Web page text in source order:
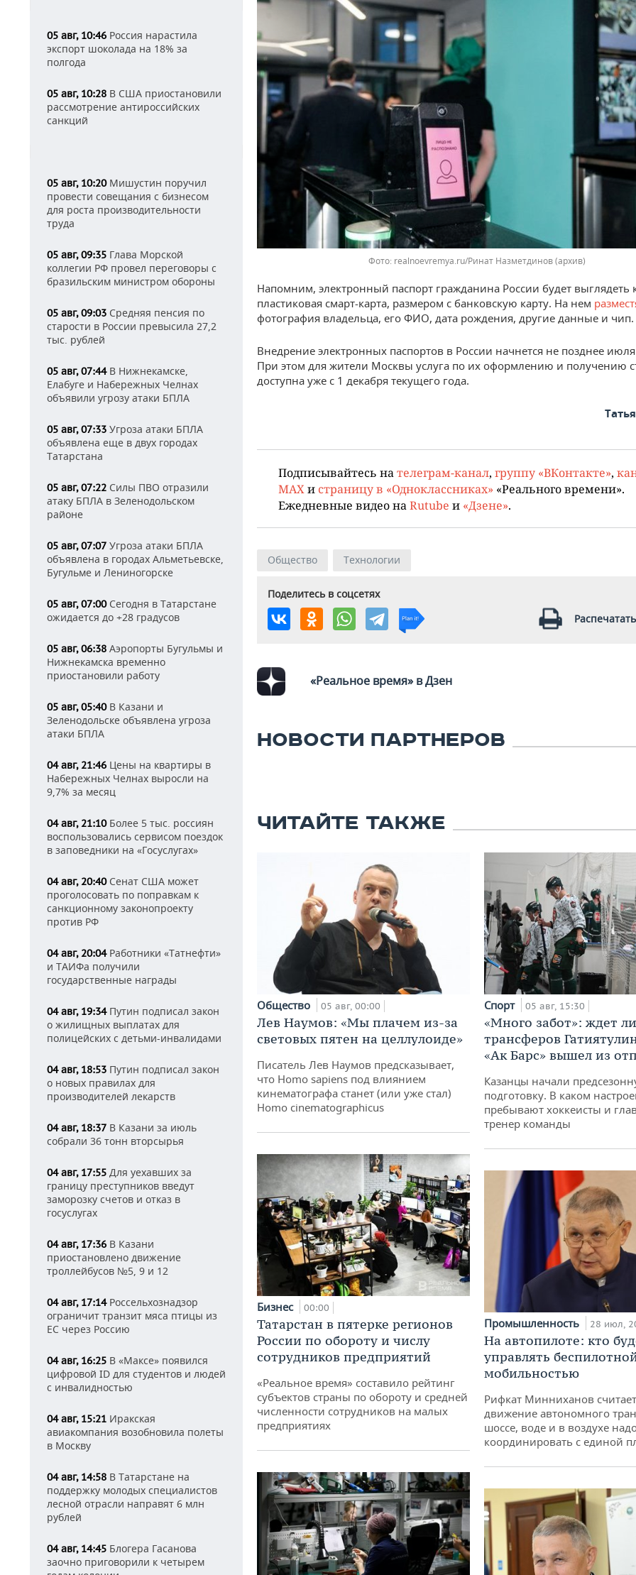
05 авг, 10:46 Россия нарастила
экспорт шоколада на 18% за
полгода
05 авг, 10:28 В США приостановили
рассмотрение антироссийских
санкций
05 авг, 10:20Мишустин поручил
провести совещания с бизнесом
для роста производительности
труда
05 авг, 09:35 Глава Морской
коллегии РФ провел переговоры с
бразильским министром обороны
05 авг, 09:03 Средняя пенсия по
старости в России превысила 27,2
тыс. рублей
05 авг, 07:44В Нижнекамске,
Елабуге и Набережных Челнах
объявили угрозу атаки БПЛА
05 авг, 07:33 Угроза атаки БПЛА
объявлена еще в двух городах
Татарстана
05 авг, 07:22 Силы ПВО отразили
атаку БПЛА в Зеленодольском
районе
05 авг, 07:07 Угроза атаки БПЛА
объявлена в городах Альметьевске,
Бугульме и Лениногорске
05 авг, 07:00Сегодня в Татарстане
ожидается до +28 градусов
05 авг, 06:38 Аэропорты Бугульмы и
Нижнекамска временно
приостановили работу
05 авг, 05:40В Казани и
Зеленодольске объявлена угроза
атаки БПЛА
04 авг, 21:46 Цены на квартиры в
Набережных Челнах выросли на
9,7% за месяц
04 авг, 21:10Более 5 тыс. россиян
воспользовались сервисом поездок
в заповедники на «Госуслугах»
04 авг, 20:40Сенат США может
проголосовать по поправкам к
санкционному законопроекту
против РФ
04 авг, 20:04Работники «Татнефти»
и ТАИФа получили
государственные награды
04 авг, 19:34Путин подписал закон
о жилищных выплатах для
полицейских с детьми-инвалидами
04 авг, 18:53 Путин подписал закон
о новых правилах для
производителей лекарств
04 авг, 18:37 В Казани за июль
собрали 36 тонн вторсырья
04 авг, 17:55 Для уехавших за
границу преступников введут
заморозку счетов и отказ в
госуслугах
04 авг, 17:36 В Казани
приостановлено движение
троллейбусов №5, 9 и 12
04 авг, 17:14Россельхознадзор
ограничит транзит мяса птицы из
ЕС через Россию
04 авг, 16:25 В «Максе» появился
цифровой ID для студентов и людей
с инвалидностью
04 авг, 15:21 Иракская
авиакомпания возобновила полеты
в Москву
04 авг, 14:58 В Татарстане на
поддержку молодых специалистов
лесной отрасли направят 6 млн
рублей
04 авг, 14:45 Блогера Гасанова
заочно приговорили к четырем
Фото: realnoevremya.ru/Ринат Назметдинов (архив)
Напомним, электронный паспорт гражданина России будет выглядеть
пластиковая смарт-карта, размером с банковскую карту. На нем
фотография владельца, его ФИО, дата рождения, другие данные и чип.
Внедрение электронных паспортов в России начнется не позднее
При этом для жители Москвы услуга по их оформлению и получению
доступна уже с 1 декабря текущего года.
Подписывайтесь нателеграм-канал, группу «ВКонтакте»,
MAXи страницу в «Одноклассниках» «Реального времени».
Ежедневные видео наRutube и «Дзене».
Общество Технологии
Поделитесь в соцсетях
«Реальное время» в Дзен
НОВОСТИ ПАРТНЕРОВ
ЧИТАЙТЕ ТАКЖЕ
Общество 05 авг, 00:00
Лев Наумов: «Мы плачем из-за
световых пятен на целлулоиде»
Писатель Лев Наумов предсказывает,
что Homo sapiens под влиянием
кинематографа станет (или уже стал)
Homo cinematographicus
Бизнес 00:00
Татарстан в пятерке регионов
России по обороту и числу
сотрудников предприятий
«Реальное время» составило рейтинг
субъектов страны по обороту и средней
численности сотрудников на малых
предприятиях
Спорт 05 авг, 15:30
«Много забот»: ждет ли
трансферов
«Ак Барс» вышел из
Казанцы начали
подготовку. В каком
пребывают хоккеисты и
тренер команды
Промышленность 28 июл,
На автопилоте: кто
управлять
мобильностью
Рифкат Минниханов
движение автономного
шоссе, воде и в воздухе
координировать с единой